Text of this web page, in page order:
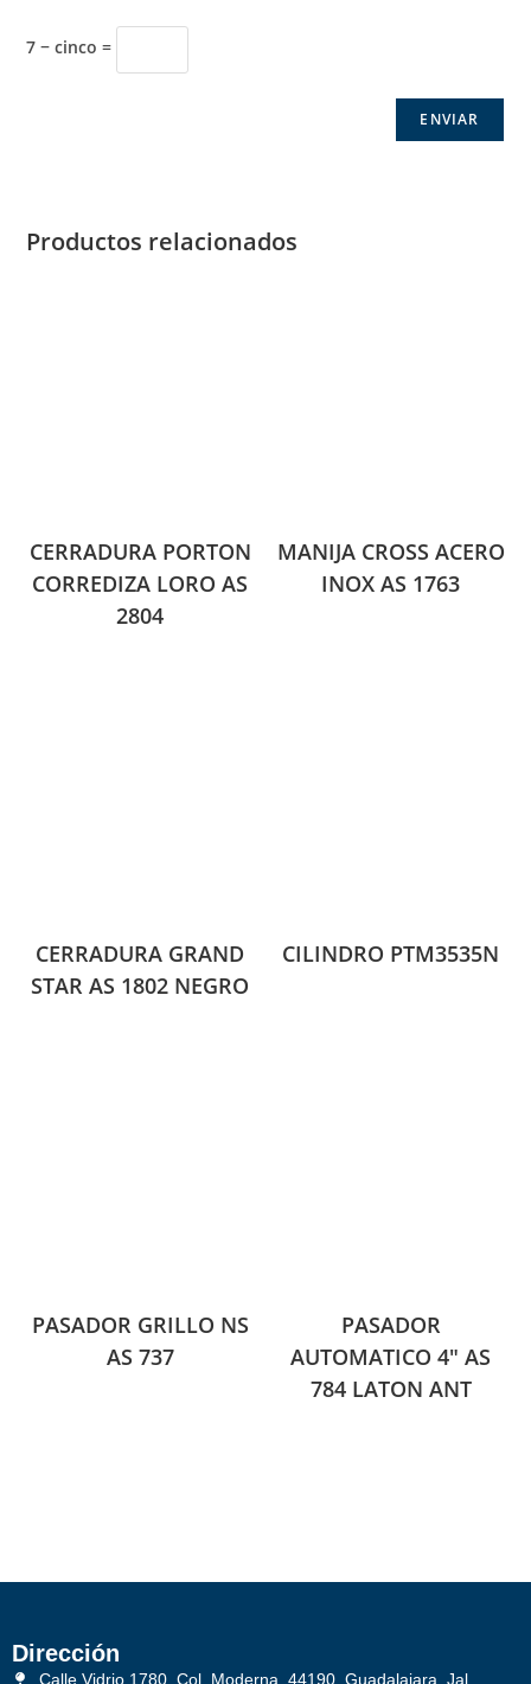
7 − cinco =
Productos relacionados
CERRADURA PORTON
CORREDIZA LORO AS
2804
MANIJA CROSS ACERO
INOX AS 1763
CERRADURA GRAND
STAR AS 1802 NEGRO
CILINDRO PTM3535N
PASADOR GRILLO NS
AS 737
PASADOR
AUTOMATICO 4″ AS
784 LATON ANT
Dirección
Calle Vidrio 1780, Col. Moderna, 44190, Guadalajara, Jal.